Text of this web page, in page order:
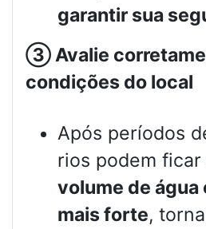
garantir sua
③ Avalie
condições do local
Após períodos
rios podem ficar
volume de água
mais forte,